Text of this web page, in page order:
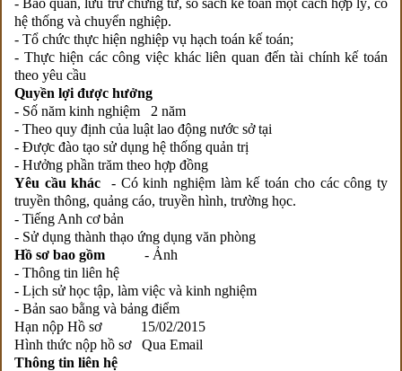
hệ thống và chuyển nghiệp.
- Tổ chức thực hiện nghiệp vụ hạch toán kế toán;
- Thực hiện các công việc khác liên quan đến tài chính kế toán
theo yêu cầu
Quyền lợi được hưởng
- Số năm kinh nghiệm 2 năm
- Theo quy định của luật lao động nước sở tại
- Được đào tạo sử dụng hệ thống quản trị
- Hưởng phần trăm theo hợp đồng
Yêu cầu khác - Có kinh nghiệm làm kế toán cho các công ty
truyền thông, quảng cáo, truyền hình, trường học.
- Tiếng Anh cơ bản
- Sử dụng thành thạo ứng dụng văn phòng
Hồ sơ bao gồm
- Ảnh
- Thông tin liên hệ
- Lịch sử học tập, làm việc và kinh nghiệm
- Bản sao bằng và bảng điểm
Hạn nộp Hồ sơ 15/02/2015
Hình thức nộp hồ sơ Qua Email
Thông tin liên hệ